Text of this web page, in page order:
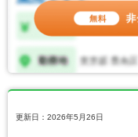
更新日：2026年5月26日